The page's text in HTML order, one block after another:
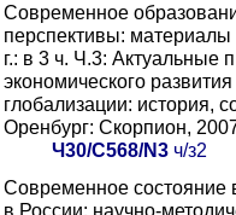
Современное
перспективы:
г.: в 3 ч. Ч.3: Актуальные
экономического
глобализации: история,
Оренбург: Скорпион,
Ч30/С568/N3ч/з2
Современное состояние
в России: научно-